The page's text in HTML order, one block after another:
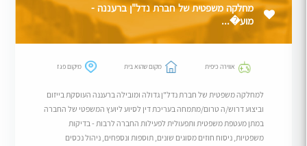
מחלקה משפטית של חברת נדל"ן ברעננה -
מוע�...
אווירה כיפית מקום שהוא בית מיקום פגז
למחלקה משפטית של חברת נדל"ן גדולה ומובילה ברעננה העוסקת בייזום
וביצוע דרוש/ה טרום/מתמחה בעריכת דין לסיוע ליועץ המשפטי של החברה
במתן מעטפת משפטית ותפעולית לפעילות החברה לרבות - בדיקות
משפטיות, ניסוח חוזים מסוגים שונים, תוספות ונספחים, ניהול נכסים